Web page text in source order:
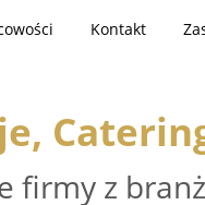
Kontakt
firmy z